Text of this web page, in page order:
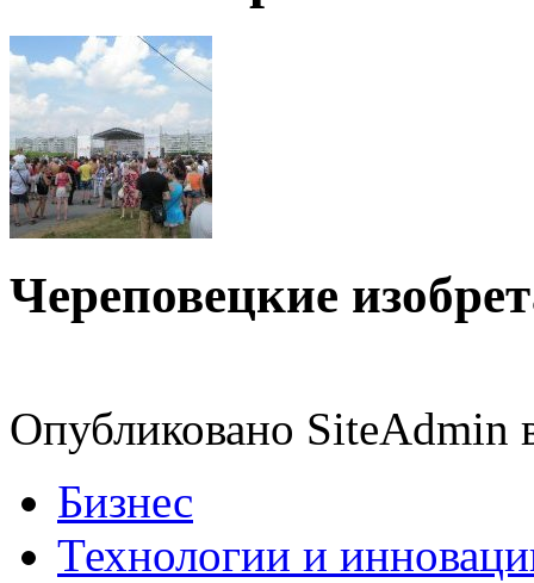
Череповецкие
Опубликовано SiteAdmin
Бизнес
Технологии и